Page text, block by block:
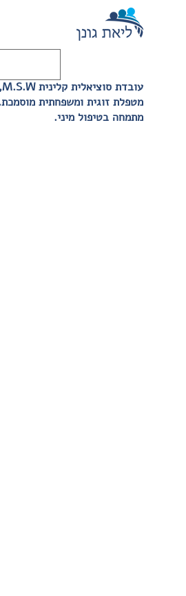
,M.S.W עובדת סוציאלית קלינית
.מטפלת זוגית ומשפחתית מוסמכת
.מתמחה בטיפול מיני